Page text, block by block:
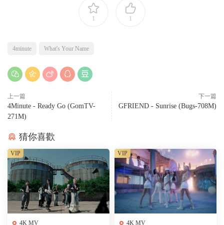
1 1
4minute What's Your Name
上一篇
4Minute - Ready Go (GomTV-
271M)
下一篇
GFRIEND - Sunrise (Bugs-708M)
猜你喜歡
4K MV
VIP
4K MV
VIP